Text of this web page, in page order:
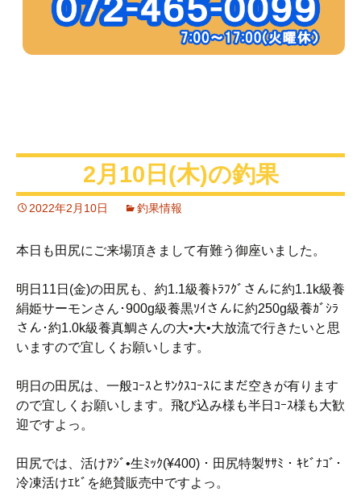
2月10日(木)の釣果
2022年2月10日 釣果情報
本日も田尻にご来場頂きまして有難う御座いました。
明日11日(金)の田尻も、約1.1級養ﾄﾗﾌｸﾞさんに約1.1k級養
絹姫サーモンさん･900g級養黒ｿｲさんに約250g級養ｶﾞｼﾗ
さん･約1.0k級養真鯛さんの大•大•大放流で行きたいと思
いますので宜しくお願いします。
明日の田尻は、一般ｺｰｽとｻﾝｸｽｺｰｽにまだ空きが有ります
ので宜しくお願いします。飛び込み様も半日ｺｰｽ様も大歓
迎ですよっ。
田尻では、活けｱｼﾞ•生ﾐｯｸ(¥400)・田尻特製ｻｻﾐ・ｷﾋﾞﾅｺﾞ･
冷凍活けｴﾋﾞを絶賛販売中ですよっ。